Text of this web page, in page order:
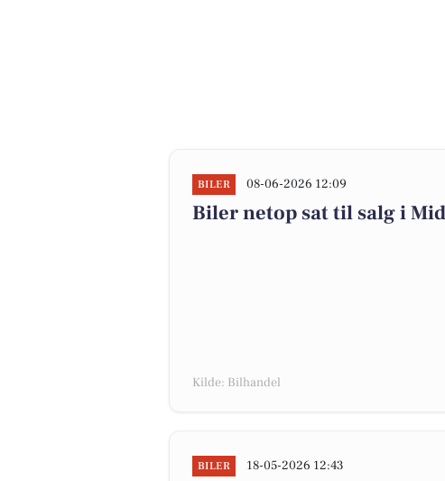
BILER 08-06-2026 12:09
Biler netop sat til salg i
Kilde: Bilhandel
BILER 18-05-2026 12:43